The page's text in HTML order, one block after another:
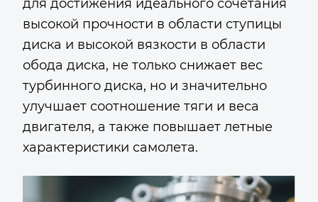
для достижения идеального сочетания
высокой прочности в области ступицы
диска и высокой вязкости в области
обода диска, не только снижает вес
турбинного диска, но и значительно
улучшает соотношение тяги и веса
двигателя, а также повышает летные
характеристики самолета.